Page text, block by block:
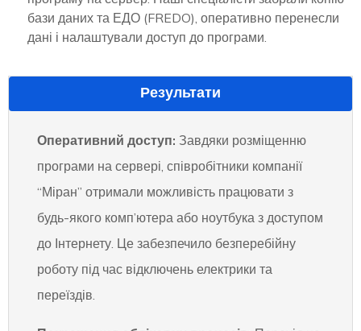
бази даних та ЕДО (FREDO), оперативно перенесли
дані і налаштували доступ до програми.
Результати
Оперативний доступ: Завдяки розміщенню
програми на сервері, співробітники компанії
“Міран” отримали можливість працювати з
будь-якого комп’ютера або ноутбука з доступом
до Інтернету. Це забезпечило безперебійну
роботу під час відключень електрики та
переїздів.